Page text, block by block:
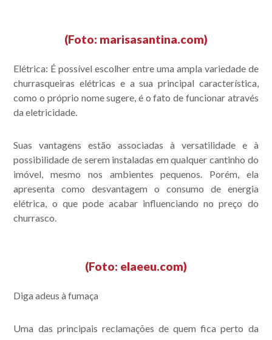
(Foto: marisasantina.com)
Elétrica: É possível escolher entre uma ampla variedade de
churrasqueiras elétricas e a sua principal característica,
como o próprio nome sugere, é o fato de funcionar através
da eletricidade.
Suas vantagens estão associadas à versatilidade e à
possibilidade de serem instaladas em qualquer cantinho do
imóvel, mesmo nos ambientes pequenos. Porém, ela
apresenta como desvantagem o consumo de energia
elétrica, o que pode acabar influenciando no preço do
churrasco.
(Foto: elaeeu.com)
Diga adeus à fumaça
Uma das principais reclamações de quem fica perto da